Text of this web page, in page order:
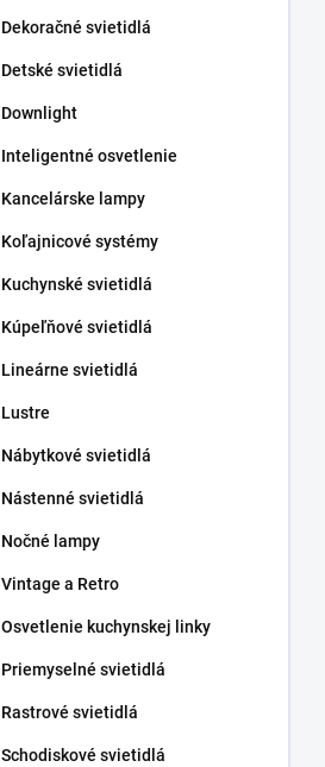
Dekoračné svietidlá
Detské svietidlá
Downlight
Inteligentné osvetlenie
Kancelárske lampy
Koľajnicové systémy
Kuchynské svietidlá
Kúpeľňové svietidlá
Lineárne svietidlá
Lustre
Nábytkové svietidlá
Nástenné svietidlá
Nočné lampy
Vintage a Retro
Osvetlenie kuchynskej linky
Priemyselné svietidlá
Rastrové svietidlá
Schodiskové svietidlá